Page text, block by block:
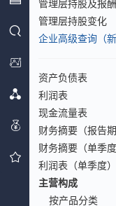
管理层持股及报酬
管理层持股变化
企业高级查询（新
资产负债表
利润表
现金流量表
财务摘要（报告期
财务摘要（单季度
利润表（单季度）
主营构成
按产品分类